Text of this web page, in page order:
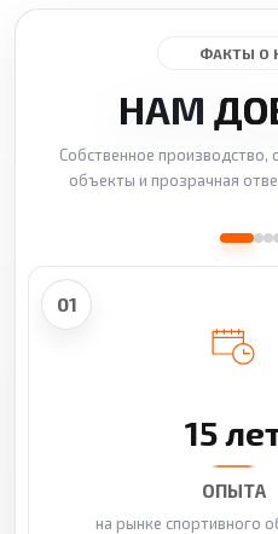
ФАКТЫ О
НАМ
Собственное производство,
объекты и прозрачная
01
15
ОПЫТА
на рынке спортивного